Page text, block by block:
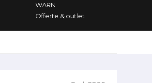
WARN
Offerte & outlet